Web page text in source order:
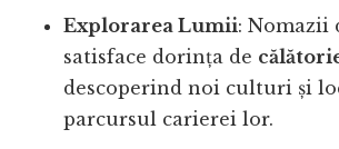
Explorarea Lumii: Nomazii
satisface dorința de
descoperind noi culturi și
parcursul carierei lor.